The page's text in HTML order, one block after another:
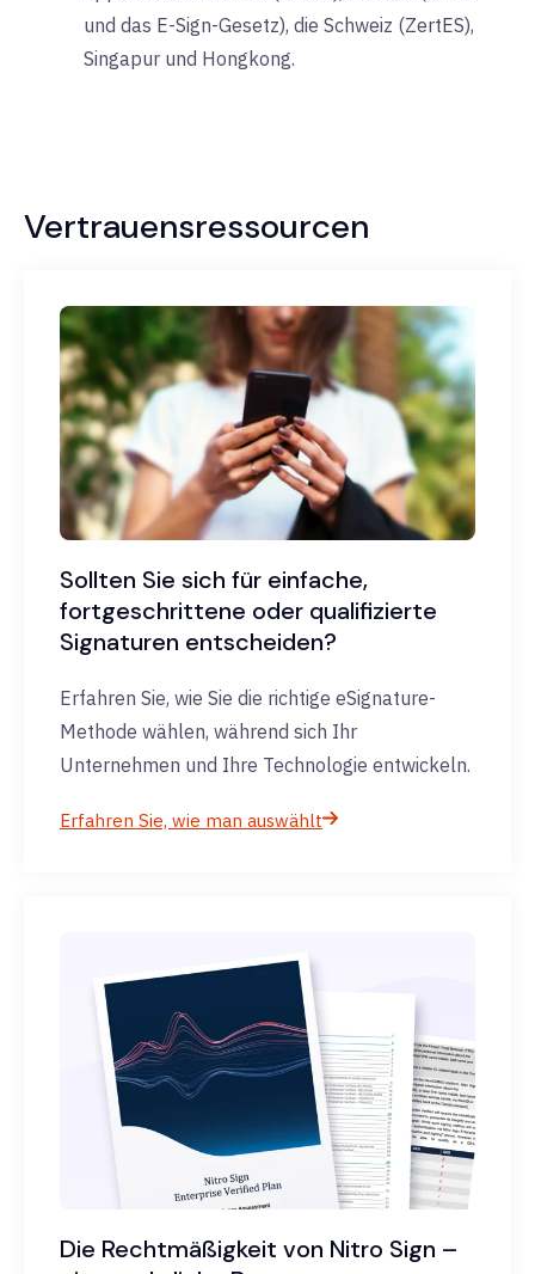
und das E-Sign-Gesetz), die Schweiz (ZertES),
Singapur und Hongkong.
Vertrauensressourcen
Sollten Sie sich für einfache,
fortgeschrittene oder qualifizierte
Signaturen entscheiden?
Erfahren Sie, wie Sie die richtige eSignature-
Methode wählen, während sich Ihr
Unternehmen und Ihre Technologie entwickeln.
Erfahren Sie, wie man auswählt
Die Rechtmäßigkeit von Nitro Sign –